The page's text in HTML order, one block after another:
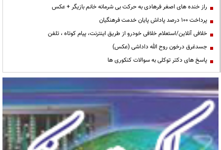
راز خنده های اصغر فرهادی به حرکت بی شرمانه خانم بازیگر + عکس
پرداخت ۱۰۰ درصد پاداش پایان خدمت فرهنگیان
خلافی آنلاین/استعلام خلافی خودرو از طریق اینترنت، پیام کوتاه ، تلفن
جسدغرق درخون روح الله داداشی (عکس)
پاسخ های دکتر توکلی به سوالات کنکوری ها